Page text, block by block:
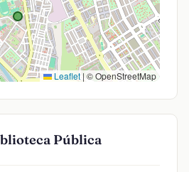
Leaflet | © OpenStreetMap
Pública